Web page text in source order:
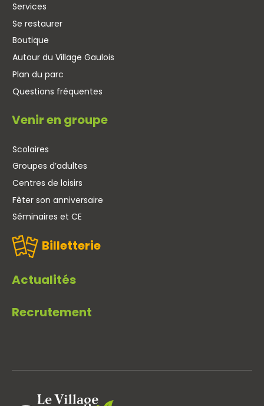
Services
Se restaurer
Boutique
Autour du Village Gaulois
Plan du parc
Questions fréquentes
Venir en groupe
Scolaires
Groupes d’adultes
Centres de loisirs
Fêter son anniversaire
Séminaires et CE
Billetterie
Actualités
Recrutement